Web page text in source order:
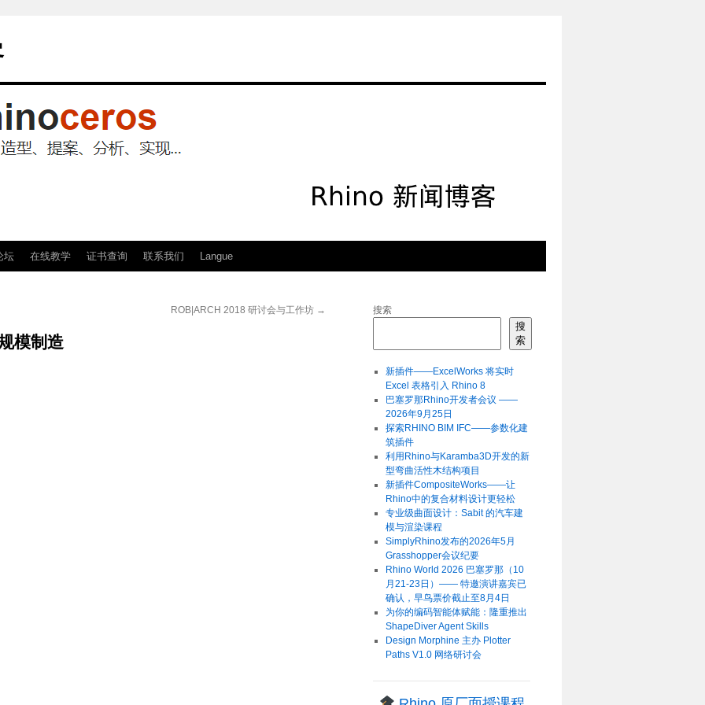
坛 在线教学 证书查询 联系我们 Langue
ROB|ARCH 2018 研讨会与工作坊 →
模制造
搜索
搜
索
新插件——ExcelWorks 将实时
Excel 表格引入 Rhino 8
巴塞罗那Rhino开发者会议 ——
2026年9月25日
探索RHINO BIM IFC——参数化建
筑插件
利用Rhino与Karamba3D开发的新
型弯曲活性木结构项目
新插件CompositeWorks——让
Rhino中的复合材料设计更轻松
专业级曲面设计：Sabit 的汽车建
模与渲染课程
SimplyRhino发布的2026年5月
Grasshopper会议纪要
Rhino World 2026 巴塞罗那（10
月21-23日）—— 特邀演讲嘉宾已
确认，早鸟票价截止至8月4日
为你的编码智能体赋能：隆重推出
ShapeDiver Agent Skills
Design Morphine 主办 Plotter
Paths V1.0 网络研讨会